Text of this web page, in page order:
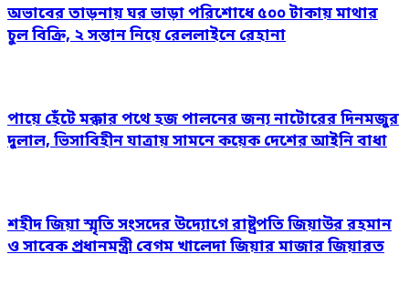
অভাবের তাড়নায় ঘর ভাড়া পরিশোধে ৫০০ টাকায় মাথার
চুল বিক্রি, ২ সন্তান নিয়ে রেললাইনে রেহানা
পায়ে হেঁটে মক্কার পথে হজ পালনের জন্য নাটোরের দিনমজুর
দুলাল, ভিসাবিহীন যাত্রায় সামনে কয়েক দেশের আইনি বাধা
শহীদ জিয়া স্মৃতি সংসদের উদ্যোগে রাষ্ট্রপতি জিয়াউর রহমান
ও সাবেক প্রধানমন্ত্রী বেগম খালেদা জিয়ার মাজার জিয়ারত